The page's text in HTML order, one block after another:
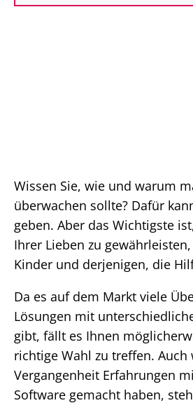
Wissen Sie, wie und warum
überwachen sollte? Dafür
geben. Aber das Wichtigste
Ihrer Lieben zu
Kinder und derjenigen, die
Da es auf dem Markt viele
Lösungen mit
gibt, fällt es Ihnen
richtige Wahl zu treffen. Auch
Vergangenheit Erfahrungen
Software gemacht haben,